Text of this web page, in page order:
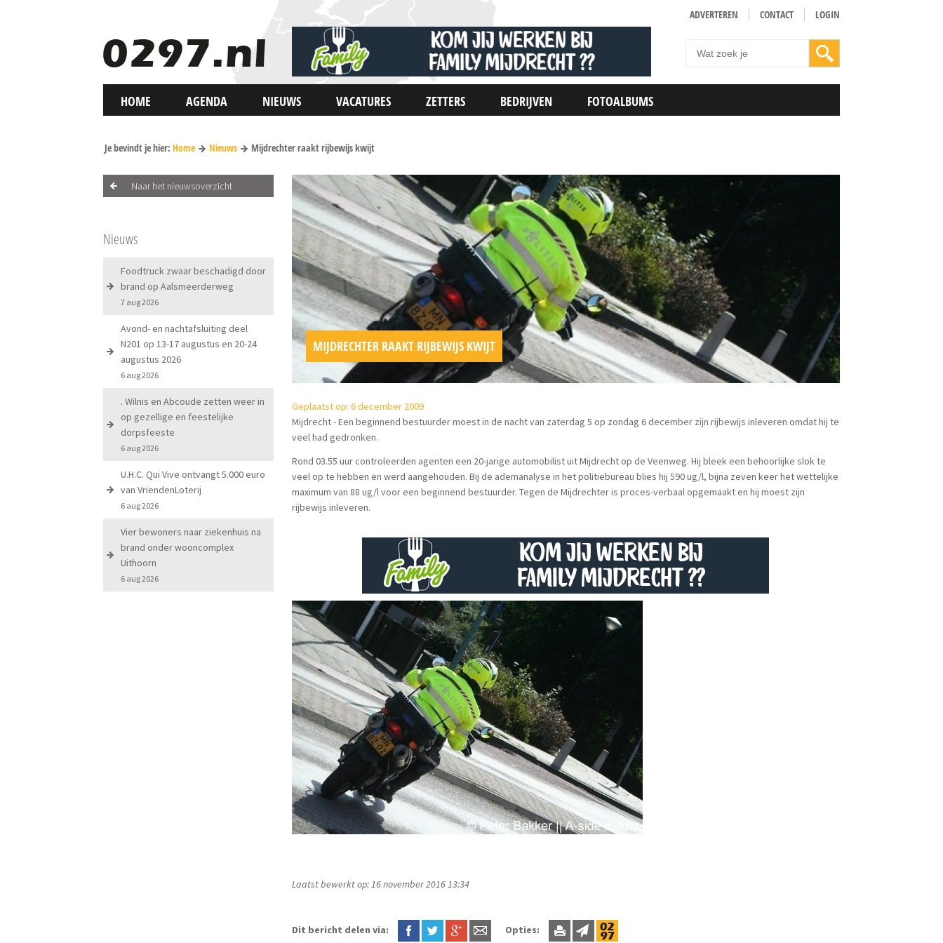
ADVERTEREN CONTACT LOGIN
HOME AGENDA NIEUWS VACATURES ZETTERS BEDRIJVEN FOTOALBUMS
Je bevindt je hier: Home Nieuws Mijdrechter raakt rijbewijs kwijt
Naar het nieuwsoverzicht
Nieuws
Foodtruck zwaar beschadigd door
brand op Aalsmeerderweg
7 aug 2026
Avond- en nachtafsluiting deel
N201 op 13-17 augustus en 20-24
augustus 2026
6 aug 2026
. Wilnis en Abcoude zetten weer in
op gezellige en feestelijke
dorpsfeeste
6 aug 2026
U.H.C. Qui Vive ontvangt 5.000 euro
van VriendenLoterij
6 aug 2026
Vier bewoners naar ziekenhuis na
brand onder wooncomplex
Uithoorn
6 aug 2026
MIJDRECHTER RAAKT RIJBEWIJS KWIJT
Geplaatst op: 6 december 2009
Mijdrecht - Een beginnend bestuurder moest in de nacht van zaterdag 5 op zondag 6 december zijn rijbewijs inleveren omdat hij te
veel had gedronken.
Rond 03.55 uur controleerden agenten een 20-jarige automobilist uit Mijdrecht op de Veenweg. Hij bleek een behoorlijke slok te
veel op te hebben en werd aangehouden. Bij de ademanalyse in het politiebureau blies hij 590 ug/l, bijna zeven keer het wettelijke
maximum van 88 ug/l voor een beginnend bestuurder. Tegen de Mijdrechter is proces-verbaal opgemaakt en hij moest zijn
rijbewijs inleveren.
Laatst bewerkt op: 16 november 2016 13:34
Dit bericht delen via: Opties: